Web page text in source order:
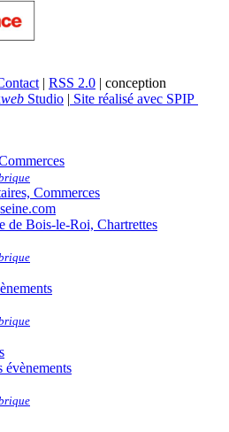
| RSS 2.0 | conception
web Studio | Site réalisé avec SPIP
Commerces
de Bois-le-Roi, Chartrettes